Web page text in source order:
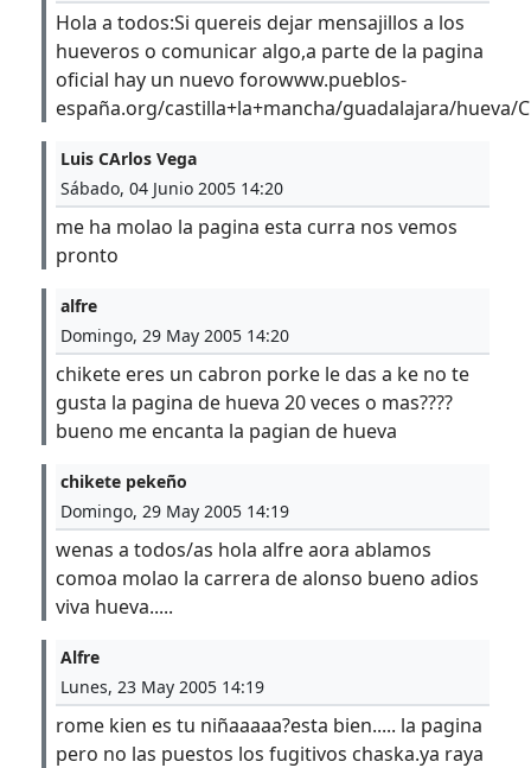
Hola a todos:Si quereis dejar mensajillos a los
hueveros o comunicar algo,a parte de la pagina
oficial hay un nuevo forowww.pueblos-
españa.org/castilla+la+mancha/guadalajara/hueva/
Luis CArlos Vega
Sábado, 04 Junio 2005 14:20
me ha molao la pagina esta curra nos vemos
pronto
alfre
Domingo, 29 May 2005 14:20
chikete eres un cabron porke le das a ke no te
gusta la pagina de hueva 20 veces o mas????
bueno me encanta la pagian de hueva
chikete pekeño
Domingo, 29 May 2005 14:19
wenas a todos/as hola alfre aora ablamos
comoa molao la carrera de alonso bueno adios
viva hueva.....
Alfre
Lunes, 23 May 2005 14:19
rome kien es tu niñaaaaa?esta bien..... la pagina
pero no las puestos los fugitivos chaska.ya raya